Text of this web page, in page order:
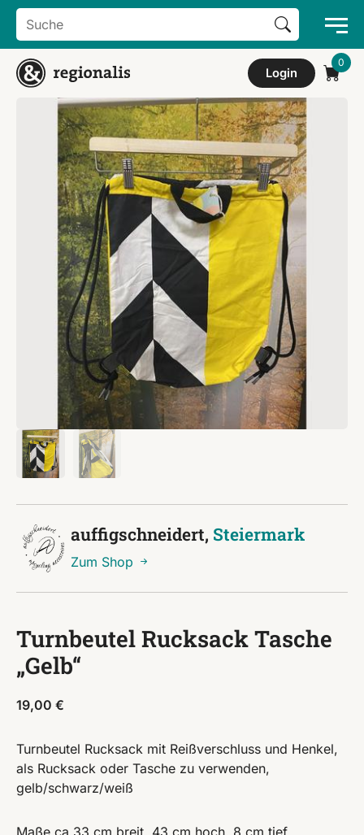
Search
for:
Search Button
Login
auffigschneidert, Steiermark
Zum Shop
Turnbeutel Rucksack Tasche
„Gelb“
19,00 €
Turnbeutel Rucksack mit Reißverschluss und Henkel,
als Rucksack oder Tasche zu verwenden,
gelb/schwarz/weiß
Maße ca 33 cm breit, 43 cm hoch, 8 cm tief